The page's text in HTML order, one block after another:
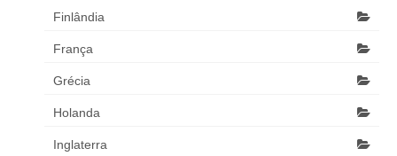
Finlândia
França
Grécia
Holanda
Inglaterra